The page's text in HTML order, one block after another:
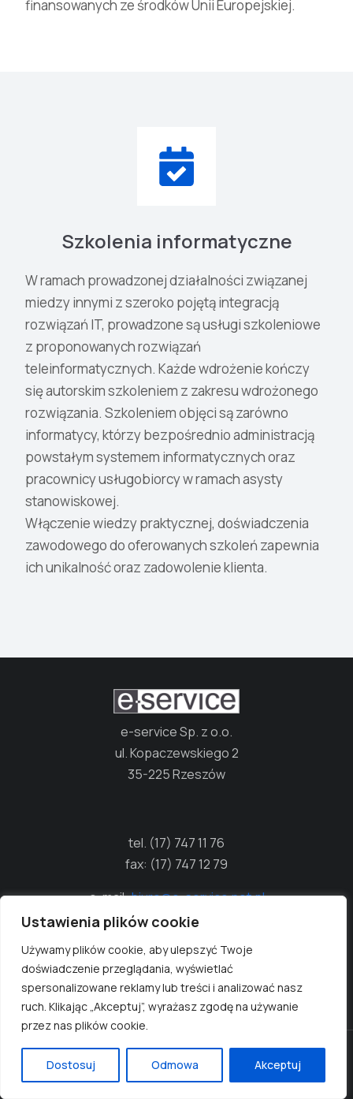
Ustawienia plików cookie
Używamy plików cookie, aby ulepszyć Twoje
doświadczenie przeglądania, wyświetlać
spersonalizowane reklamy lub treści i analizować nasz
ruch. Klikając „Akceptuj”, wyrażasz zgodę na używanie
przez nas plików cookie.
Dostosuj Odmowa Akceptuj
finansowanych ze środków Unii Europejskiej.
Szkolenia informatyczne
W ramach prowadzonej działalności związanej
miedzy innymi z szeroko pojętą integracją
rozwiązań IT, prowadzone są usługi szkoleniowe
z proponowanych rozwiązań
teleinformatycznych. Każde wdrożenie kończy
się autorskim szkoleniem z zakresu wdrożonego
rozwiązania. Szkoleniem objęci są zarówno
informatycy, którzy bezpośrednio administracją
powstałym systemem informatycznych oraz
pracownicy usługobiorcy w ramach asysty
stanowiskowej.
Włączenie wiedzy praktycznej, doświadczenia
zawodowego do oferowanych szkoleń zapewnia
ich unikalność oraz zadowolenie klienta.
e-service Sp. z o.o.
ul. Kopaczewskiego 2
35-225 Rzeszów
tel. (17) 747 11 76
fax: (17) 747 12 79
e-mail:biuro@e-service.net.pl
NIP: 8130139539
REGON: 690244874
RODO